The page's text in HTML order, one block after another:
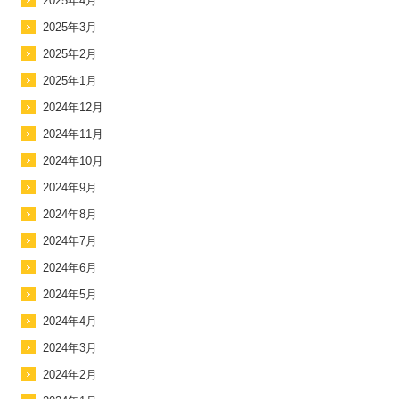
2025年3月
2025年2月
2025年1月
2024年12月
2024年11月
2024年10月
2024年9月
2024年8月
2024年7月
2024年6月
2024年5月
2024年4月
2024年3月
2024年2月